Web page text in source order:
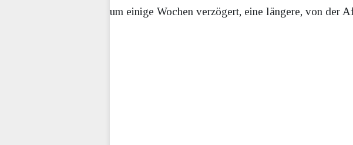
um einige Wochen verzögert, eine längere, von der